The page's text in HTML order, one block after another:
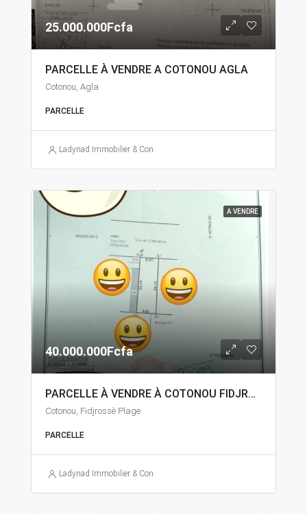
25.000.000Fcfa
PARCELLE À VENDRE A COTONOU AGLA
Cotonou, Agla
PARCELLE
Ladynad Immobilier & Construction
A VENDRE
40.000.000Fcfa
PARCELLE À VENDRE À COTONOU FIDJROSSÈ
Cotonou, Fidjrossè Plage
PARCELLE
Ladynad Immobilier & Construction